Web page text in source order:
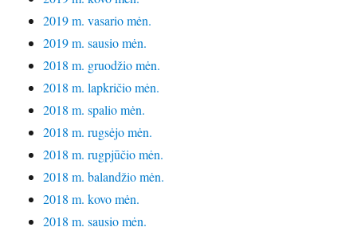
2019 m. vasario mėn.
2019 m. sausio mėn.
2018 m. gruodžio mėn.
2018 m. lapkričio mėn.
2018 m. spalio mėn.
2018 m. rugsėjo mėn.
2018 m. rugpjūčio mėn.
2018 m. balandžio mėn.
2018 m. kovo mėn.
2018 m. sausio mėn.